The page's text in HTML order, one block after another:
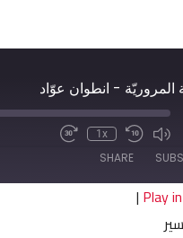
المروريّة - انطوان عوّاد
Mute/Unmute
Episode
Rewind
10
1x
Fast
seconds
SHARE
| Play